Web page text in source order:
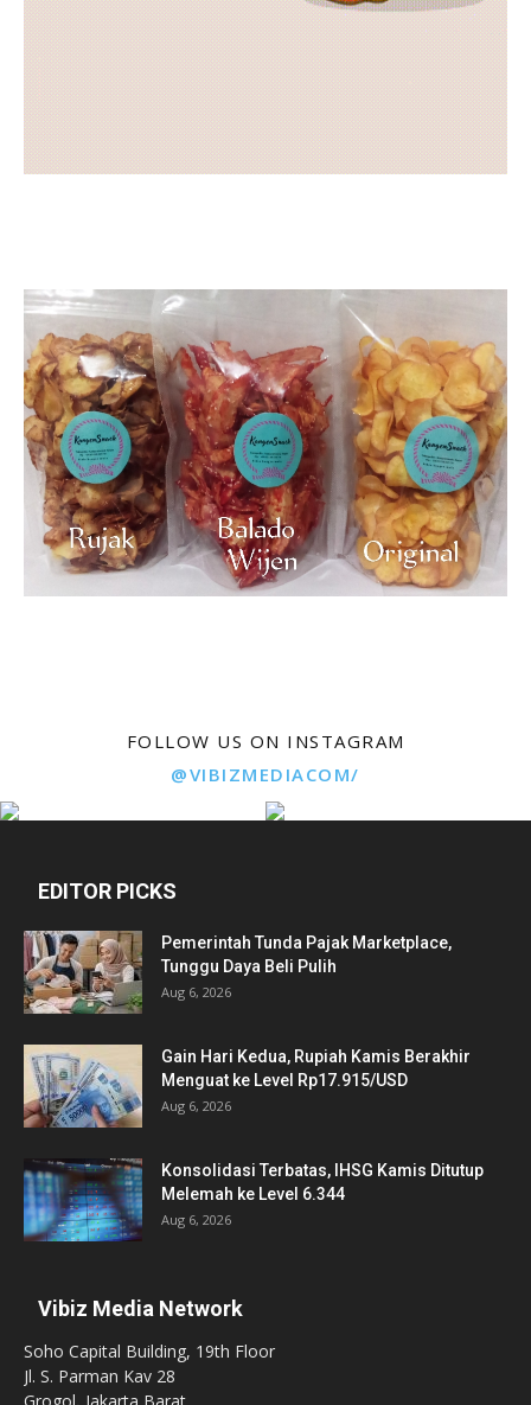
FOLLOW US ON INSTAGRAM
@VIBIZMEDIACOM/
EDITOR PICKS
Pemerintah Tunda Pajak Marketplace,
Tunggu Daya Beli Pulih
Aug 6, 2026
Gain Hari Kedua, Rupiah Kamis Berakhir
Menguat ke Level Rp17.915/USD
Aug 6, 2026
Konsolidasi Terbatas, IHSG Kamis Ditutup
Melemah ke Level 6.344
Aug 6, 2026
Vibiz Media Network
Soho Capital Building, 19th Floor
Jl. S. Parman Kav 28